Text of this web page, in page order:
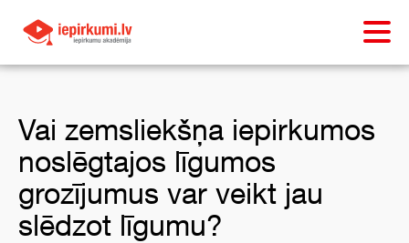
Vai zemsliekšņa iepirkumos
noslēgtajos līgumos
grozījumus var veikt jau
slēdzot līgumu?